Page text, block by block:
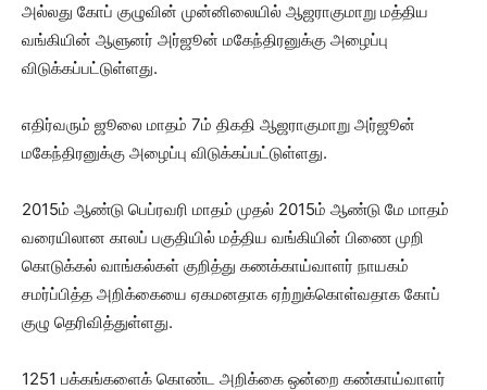
அல்லது கோப் குழுவின் முன்னிலையில் ஆஜராகுமாறு மத்திய
வங்கியின் ஆளுனர் அர்ஜூன் மகேந்திரனுக்கு அழைப்பு
விடுக்கப்பட்டுள்ளது.
எதிர்வரும் ஜூலை மாதம் 7ம் திகதி ஆஜராகுமாறு அர்ஜூன்
மகேந்திரனுக்கு அழைப்பு விடுக்கப்பட்டுள்ளது.
2015ம் ஆண்டு பெப்ரவரி மாதம் முதல் 2015ம் ஆண்டு மே மாதம்
வரையிலான காலப் பகுதியில் மத்திய வங்கியின் பிணை முறி
கொடுக்கல் வாங்கல்கள் குறித்து கணக்காய்வாளர் நாயகம்
சமர்ப்பித்த அறிக்கையை ஏகமனதாக ஏற்றுக்கொள்வதாக கோப்
குழு தெரிவித்துள்ளது.
1251 பக்கங்களைக் கொண்ட அறிக்கை ஒன்றை கண்காய்வாளர்